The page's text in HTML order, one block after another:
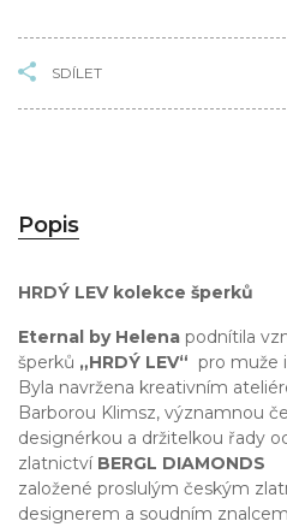
SDÍLET
Popis
HRDÝ LEV kolekce šperků
Eternal by Helena podnítila
šperků „HRDÝ LEV“ pro muže
Byla navržena kreativním
Barborou Klimsz, významnou
designérkou a držitelkou řady
zlatnictví BERGL DIAMONDS
založené proslulým českým
designerem a soudním